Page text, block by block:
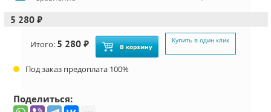
5 280 ₽
Итого: 5 280 ₽ В корзину
Купить в один клик
Под заказ предоплата 100%
Поделиться: